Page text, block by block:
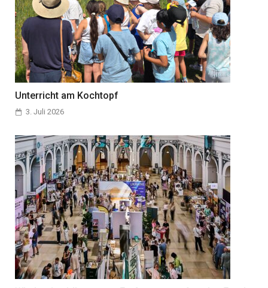
Unterricht am Kochtopf
3. Juli 2026